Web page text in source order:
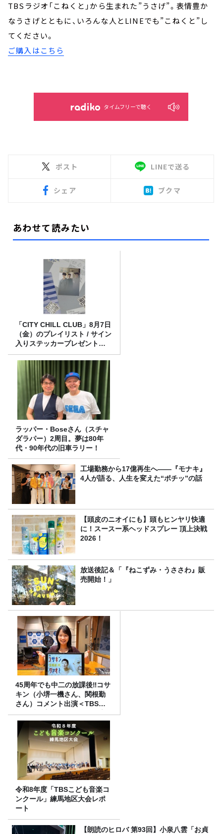
TBSラジオ「こねくと」から生まれた”うさげ”。表情豊か
なうさげとともに、いろんな人とLINEでも”こねくと”し
てください。
ご購入はこちら
タイムフリーで聴く
ポスト LINEで送る
シェア ブクマ
あわせて読みたい
「CITY CHILL CLUB」8月7日
（金）のプレイリスト / サイン
入りステッカープレゼント有
り
ラッパー・Boseさん（スチャ
ダラパー）2周目。夢は80年
代・90年代の旧車ラリー！
工場勤務から17億再生へ——『モナキ』
4人が語る、人生を変えた“ポチッ”の話
【頭皮のニオイにも】頭もヒンヤリ快適
に！スースー系ヘッドスプレー 頂上決戦
2026！
放送後記＆「『ねこずみ・うささわ』販
売開始！」
45周年でも中二の放課後‼コサ
キン（小堺一機さん、関根勤
さん）コメント出演＜TBSラ
ジオ番組審議会からのご報告
＞
令和8年度「TBSこども音楽コ
ンクール」練馬地区大会レポ
ート
【朗読のヒロバ 第93回】小泉八雲「お貞